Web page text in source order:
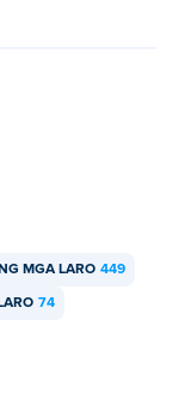
MGA LARO 449
74